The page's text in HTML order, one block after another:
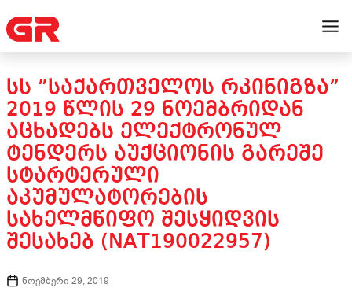
ᲡᲡ ”ᲡᲐᲥᲐᲠᲗᲕᲔᲚᲝᲡ ᲠᲙᲘᲜᲘᲒᲖᲐ”
2019 ᲬᲚᲘᲡ 29 ᲜᲝᲔᲛᲑᲠᲘᲓᲐᲜ
ᲐᲪᲮᲐᲓᲔᲑᲡ ᲔᲚᲔᲥᲢᲠᲝᲜᲣᲚ
ᲢᲔᲜᲓᲔᲠᲡ ᲐᲣᲥᲪᲘᲝᲜᲘᲡ ᲒᲐᲠᲔᲨᲔ
ᲡᲢᲐᲠᲢᲔᲠᲣᲚᲘ
ᲐᲙᲣᲛᲣᲚᲐᲢᲝᲠᲔᲑᲘᲡ
ᲡᲐᲮᲔᲚᲛᲬᲘᲤᲝ ᲨᲔᲡᲧᲘᲓᲕᲘᲡ
ᲨᲔᲡᲐᲮᲔᲑ (NAT190022957)
ნოემბერი 29, 2019